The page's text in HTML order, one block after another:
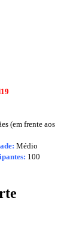
(em frente aos
Médio
100